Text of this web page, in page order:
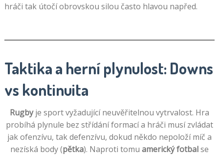
hráči tak útočí obrovskou silou často hlavou napřed.
Taktika a herní plynulost: Downs
vs kontinuita
Rugbyje sport vyžadující neuvěřitelnou vytrvalost. Hra
probíhá plynule bez střídání formací a hráči musí zvládat
jak ofenzívu, tak defenzívu, dokud někdo nepoloží míč a
nezíská body (pětka). Naproti tomu americký fotbalse